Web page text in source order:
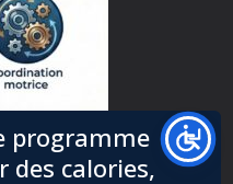
programme
calories,